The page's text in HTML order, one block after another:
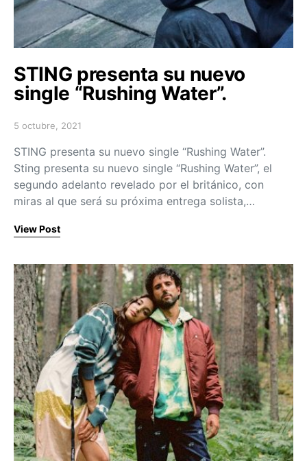
STING presenta su nuevo
single “Rushing Water”.
Posted on
5 octubre, 2021
STING presenta su nuevo single “Rushing Water”.
Sting presenta su nuevo single “Rushing Water”, el
segundo adelanto revelado por el británico, con
miras al que será su próxima entrega solista,…
View Post